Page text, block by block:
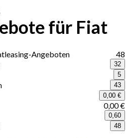
für Fiat
Angeboten
48
32
5
43
0,00 €
0,00 €
0,60
48